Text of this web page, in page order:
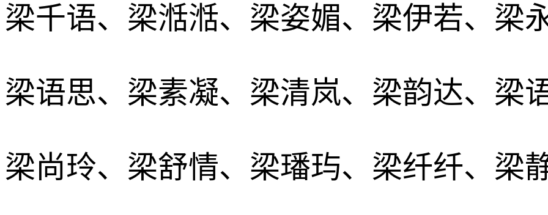
梁千语、梁湉湉、梁姿媚、梁伊若、梁
梁语思、梁素凝、梁清岚、梁韵达、梁
梁尚玲、梁舒情、梁璠玙、梁纤纤、梁